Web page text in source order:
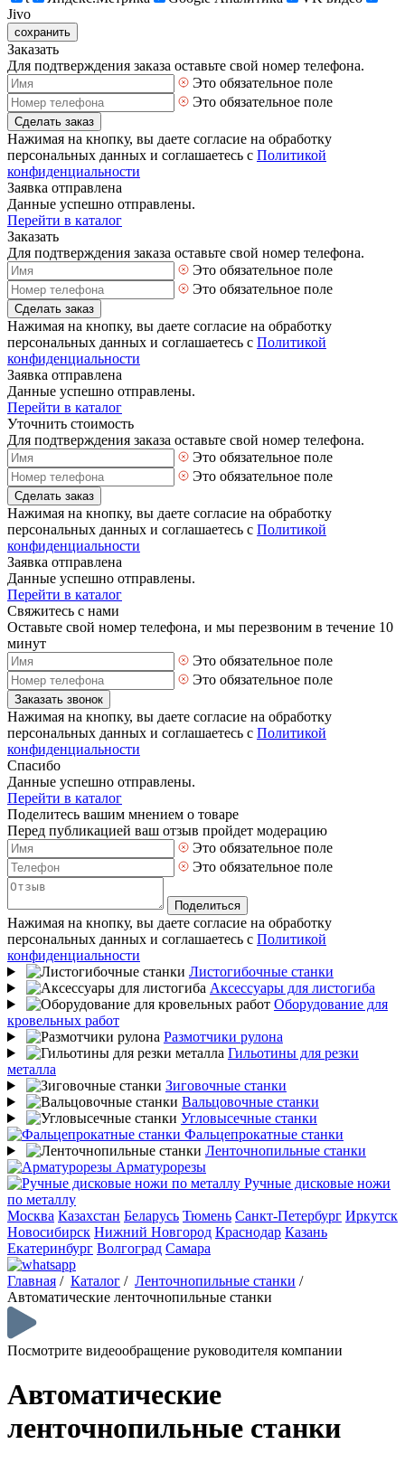
Jivo
сохранить
Заказать
Для подтверждения заказа оставьте свой номер телефона.
Это обязательное поле
Это обязательное поле
Сделать заказ
Нажимая на кнопку, вы даете согласие на обработку
персональных данных и соглашаетесь с Политикой
конфиденциальности
Заявка отправлена
Данные успешно отправлены.
Перейти в каталог
Заказать
Для подтверждения заказа оставьте свой номер телефона.
Это обязательное поле
Это обязательное поле
Сделать заказ
Нажимая на кнопку, вы даете согласие на обработку
персональных данных и соглашаетесь с Политикой
конфиденциальности
Заявка отправлена
Данные успешно отправлены.
Перейти в каталог
Уточнить стоимость
Для подтверждения заказа оставьте свой номер телефона.
Это обязательное поле
Это обязательное поле
Сделать заказ
Нажимая на кнопку, вы даете согласие на обработку
персональных данных и соглашаетесь с Политикой
конфиденциальности
Заявка отправлена
Данные успешно отправлены.
Перейти в каталог
Свяжитесь с нами
Оставьте свой номер телефона, и мы перезвоним в течение 10
минут
Это обязательное поле
Это обязательное поле
Заказать звонок
Нажимая на кнопку, вы даете согласие на обработку
персональных данных и соглашаетесь с Политикой
конфиденциальности
Спасибо
Данные успешно отправлены.
Перейти в каталог
Поделитесь вашим мнением о товаре
Перед публикацией ваш отзыв пройдет модерацию
Это обязательное поле
Это обязательное поле
Поделиться
Нажимая на кнопку, вы даете согласие на обработку
персональных данных и соглашаетесь с Политикой
конфиденциальности
Листогибочные станки
Аксессуары для листогиба
Оборудование для
кровельных работ
Размотчики рулона
Гильотины для резки
металла
Зиговочные станки
Вальцовочные станки
Угловысечные станки
Фальцепрокатные станки
Ленточнопильные станки
Арматурорезы
Ручные дисковые ножи
по металлу
Москва Казахстан Беларусь Тюмень Санкт-Петербург Иркутск
Новосибирск Нижний Новгород Краснодар Казань
Екатеринбург Волгоград Самара
Главная / Каталог / Ленточнопильные станки /
Автоматические ленточнопильные станки
Посмотрите видеообращение руководителя компании
Автоматические
ленточнопильные станки